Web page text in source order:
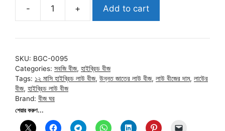
-
আয়মন
হাইব্রিড
বীজ
|
Bottle
+ Add to cart
SKU: BGC-0095
Categories: সবজি বীজ, হাইব্রিড বীজ
Tags: ১২ মাসি হাইব্রিড লাউ বীজ, উন্নত জাতের লাউ বীজ, লাউ বীজের দাম, লাউের
বীজ, হাইব্রিড লাউ বীজ
Brand: বীজ ঘর
শেয়ার করুণ...